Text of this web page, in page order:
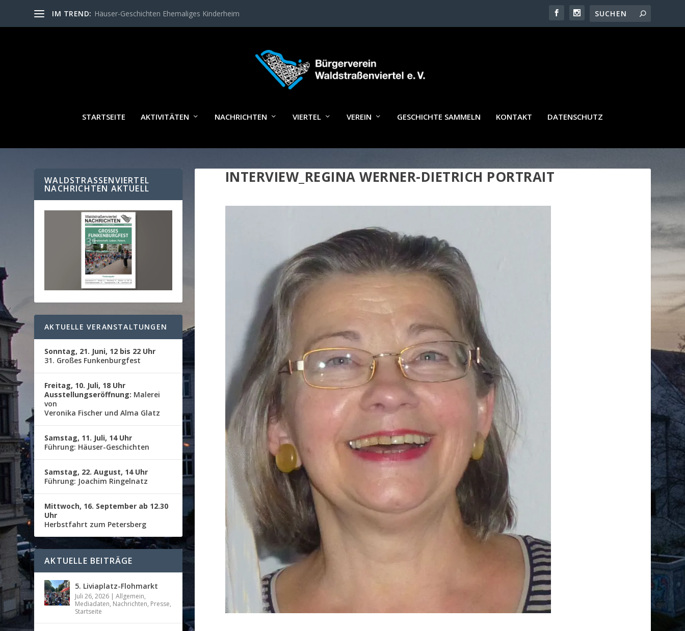
IM TREND: Häuser-Geschichten Ehemaliges Kinderheim
STARTSEITE AKTIVITÄTEN NACHRICHTEN VIERTEL VEREIN GESCHICHTE SAMMELN KONTAKT DATENSCHUTZ
INTERVIEW_REGINA WERNER-DIETRICH PORTRAIT
WALDSTRASSENVIERTEL N
ACHRICHTEN AKTUELL
AKTUELLE VERANSTALTUNGEN
Sonntag, 21. Juni, 12 bis 22 Uhr
31. Großes Funkenburgfest
Freitag, 10. Juli, 18 Uhr
Ausstellungseröffnung: Malerei
von
Veronika Fischer und Alma Glatz
Samstag, 11. Juli, 14 Uhr
Führung: Häuser-Geschichten
Samstag, 22. August, 14 Uhr
Führung: Joachim Ringelnatz
Mittwoch, 16. September ab 12.30
Uhr
Herbstfahrt zum Petersberg
AKTUELLE BEITRÄGE
5. Liviaplatz-Flohmarkt
Juli 26, 2026 |Allgemein,
Mediadaten, Nachrichten, Presse,
Startseite